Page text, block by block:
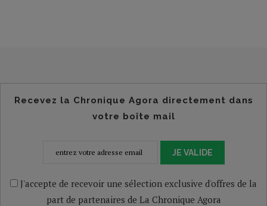
Recevez la Chronique Agora directement dans
votre boîte mail
JE VALIDE
J'accepte de recevoir une sélection exclusive d'offres de la
part de partenaires de La Chronique Agora